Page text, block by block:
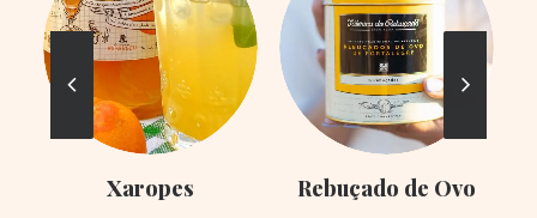
Xaropes Rebuçado de Ovo